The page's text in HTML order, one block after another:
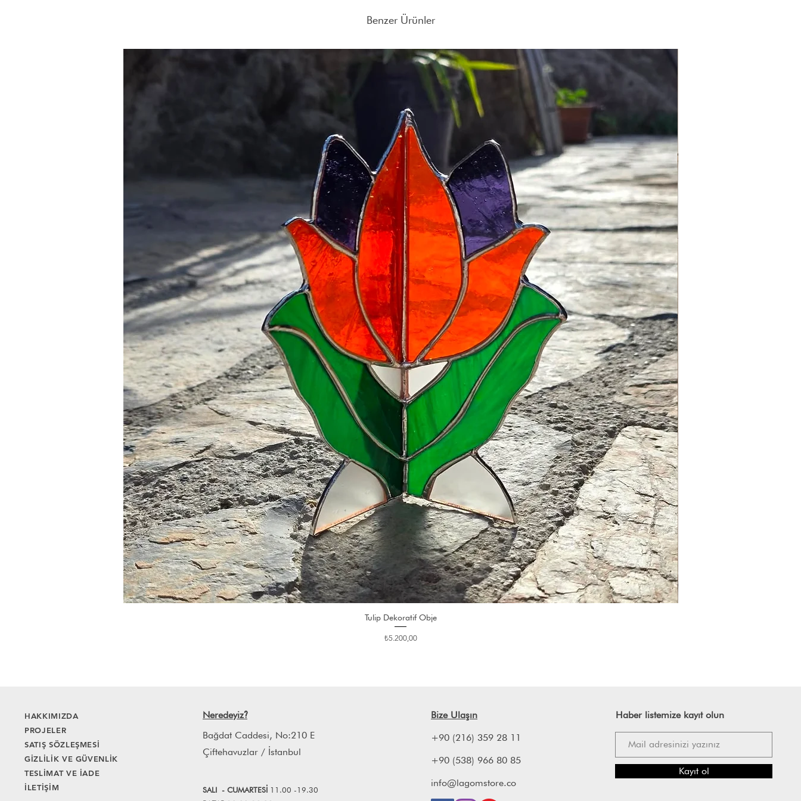
adetin üzerinde üretim gerçekleştirmiş hem Türkiye’de
hem de yurt dışında adını geniş kitlelere duyurmuş bir
markadır.
Saleenart’ın tüm koleksiyonu, İstanbul ve Kütahya’da
bulunan atölyelerde önce çamur aşamasıyla başlar,
ardından çizimler tamamlanır ve fırınlanarak son haline
getirilir. Çalışanların %90’ının kadın olduğu atölyelerde,
tüm ürünler el çizimi olduğundan, her ürün kişiye özel
olarak hazırlanır. Ürünleri bu kadar kıymetli kılan da bu
detaydır.
Benzer Ürünler
Tulip Dekoratif Obje
Fiyat
₺5.200,00
HAKKIMIZDA
PROJELER
SATIŞ SÖZLEŞMESİ
GİZLİLİK VE GÜVENLİK
TESLİMAT VE İADE
İLETİŞİM
Neredeyiz?
Bağdat Caddesi, No:210 E
Çiftehavuzlar / İstanbul
SALI - CUMARTESİ 11.00 -19.30
Bize Ulaşın
+90 (216) 359 28 11
+90 (538) 966 80 85
info@lagomstore.co
Haber listemize kayıt olun
Kayıt ol